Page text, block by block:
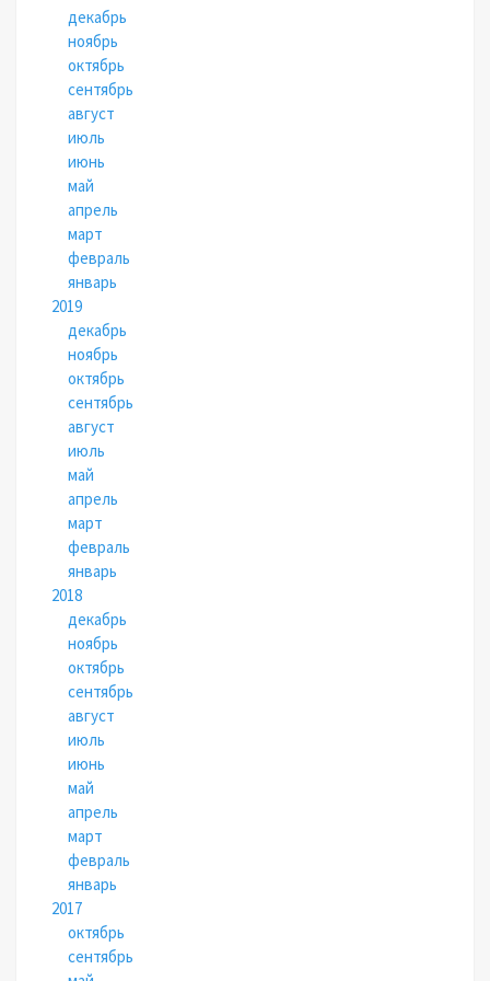
декабрь
ноябрь
октябрь
сентябрь
август
июль
июнь
май
апрель
март
февраль
январь
2019
декабрь
ноябрь
октябрь
сентябрь
август
июль
май
апрель
март
февраль
январь
2018
декабрь
ноябрь
октябрь
сентябрь
август
июль
июнь
май
апрель
март
февраль
январь
2017
октябрь
сентябрь